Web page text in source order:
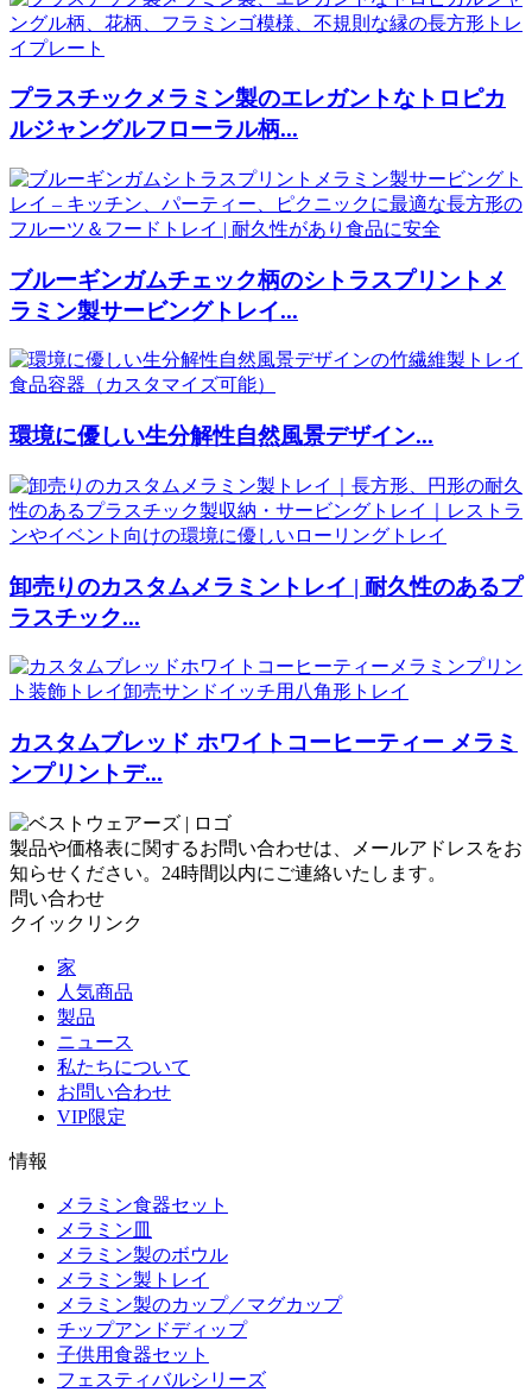
プラスチックメラミン製のエレガントなトロピカ
ルジャングルフローラル柄...
ブルーギンガムチェック柄のシトラスプリントメ
ラミン製サービングトレイ...
環境に優しい生分解性自然風景デザイン...
卸売りのカスタムメラミントレイ | 耐久性のあるプ
ラスチック...
カスタムブレッド ホワイトコーヒーティー メラミ
ンプリントデ...
製品や価格表に関するお問い合わせは、メールアドレスをお
知らせください。24時間以内にご連絡いたします。
問い合わせ
クイックリンク
家
人気商品
製品
ニュース
私たちについて
お問い合わせ
VIP限定
情報
メラミン食器セット
メラミン皿
メラミン製のボウル
メラミン製トレイ
メラミン製のカップ／マグカップ
チップアンドディップ
子供用食器セット
フェスティバルシリーズ